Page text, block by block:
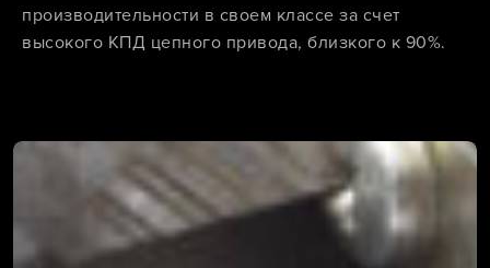
производительности в своем классе за счет
высокого КПД цепного привода, близкого к 90%.